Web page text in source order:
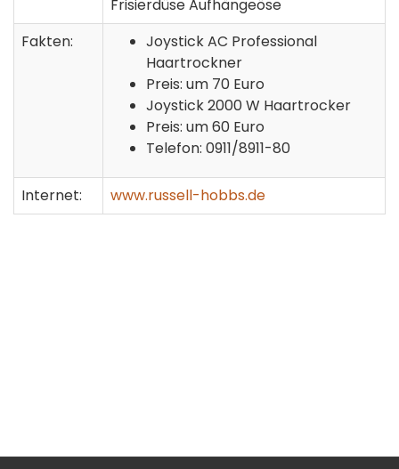
Frisierdüse Aufhängeöse
Fakten:
Joystick AC Professional
Haartrockner
Preis: um 70 Euro
Joystick 2000 W Haartrocker
Preis: um 60 Euro
Telefon: 0911/8911-80
Internet: www.russell-hobbs.de